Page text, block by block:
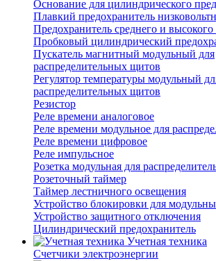
Основание для цилиндрического
Плавкий предохранитель
Предохранитель среднего и
Пробковый цилиндрический
Пускатель магнитный модульный для
распределительных щитов
Регулятор температуры модульный
распределительных щитов
Резистор
Реле времени аналоговое
Реле времени модульное для
Реле времени цифровое
Реле импульсное
Розетка модульная для
Розеточный таймер
Таймер лестничного освещения
Устройство блокировки для
Устройство защитного отключения
Цилиндрический предохранитель
Учетная техника
Счетчики электроэнергии